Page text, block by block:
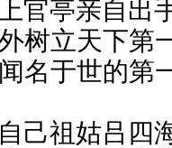
官亭亲自出
树立天下第
名于世的第
己祖姑吕四